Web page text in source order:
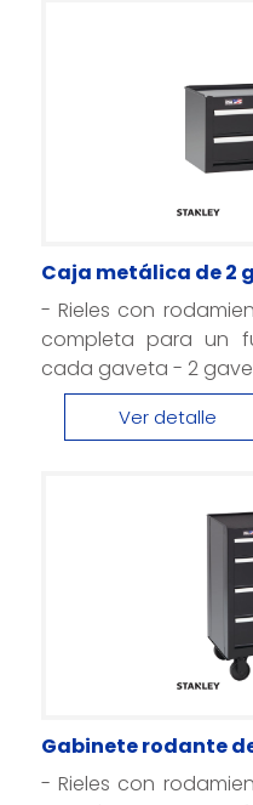
Caja metálica de 2
- Rieles con
completa para un
cada gaveta - 2
Ver detalle
Gabinete rodante
- Rieles con